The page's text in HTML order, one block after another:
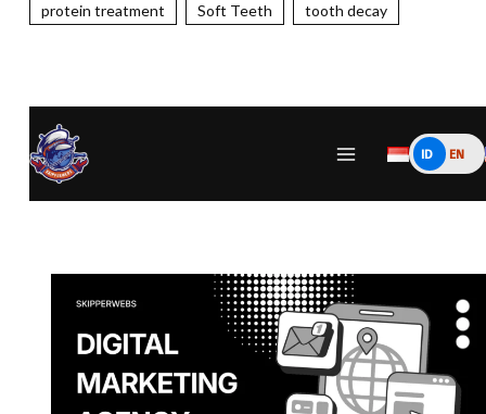
protein treatment
Soft Teeth tooth decay
ID EN